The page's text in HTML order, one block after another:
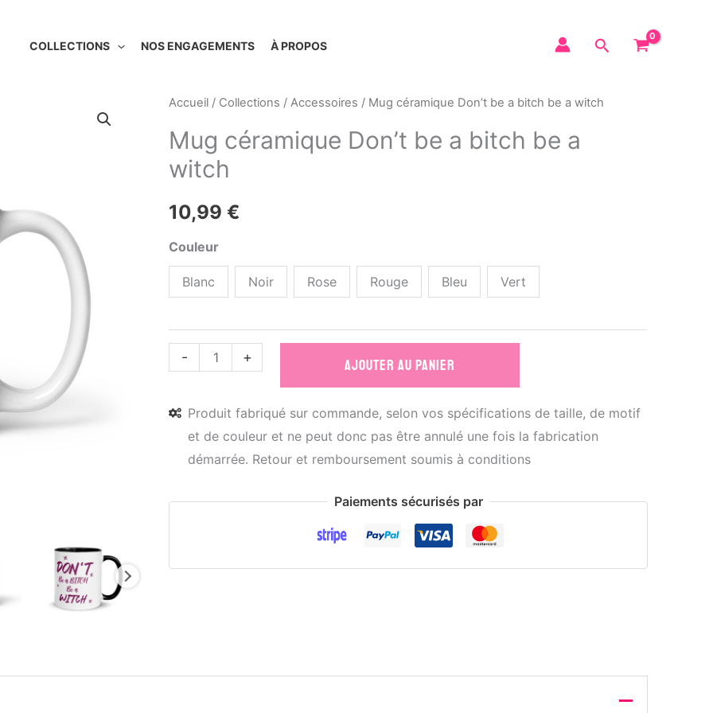
COLLECTIONS NOS ENGAGEMENTS À PROPOS
Accueil / Collections /Accessoires / Mug céramique Don’t be a bitch be a witch
Mug céramique Don’t be a bitch be a
witch
10,99€
Couleur
Blanc Noir Rose Rouge Bleu Vert
-
quantité
de
céramique
Don't
+ AJOUTER AU PANIER
Produit fabriqué sur commande, selon vos spécifications de taille, de motif
et de couleur et ne peut donc pas être annulé une fois la fabrication
démarrée. Retour et remboursement soumis à conditions
Paiements sécurisés par